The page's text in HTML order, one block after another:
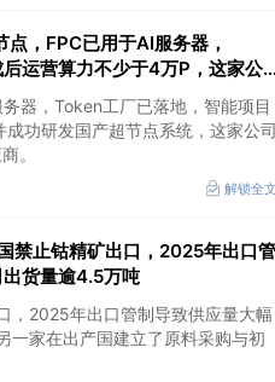
点，FPC已用于AI服务器，
运营算力不少于4万P，这家公
器，Token工厂已落地，智能项目
功研发国产超节点系统，这家公司
。
解锁全文
禁止钴精矿出口，2025年出口管
货量逾4.5万吨
，2025年出口管制导致供应量大幅
一家在出产国建立了原料采购与初